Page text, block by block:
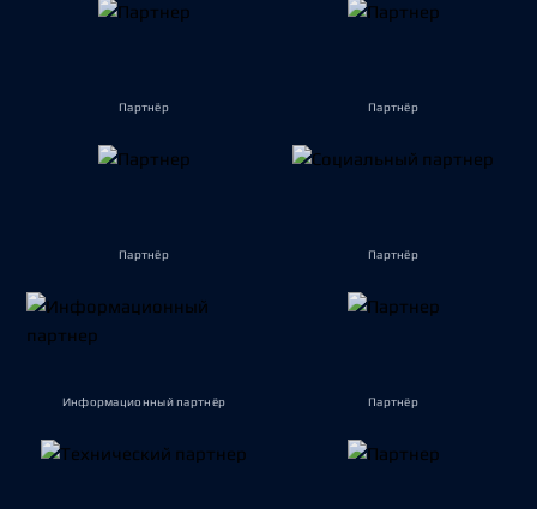
Партнёр Партнёр
Партнёр Партнёр
Информационный партнёр Партнёр